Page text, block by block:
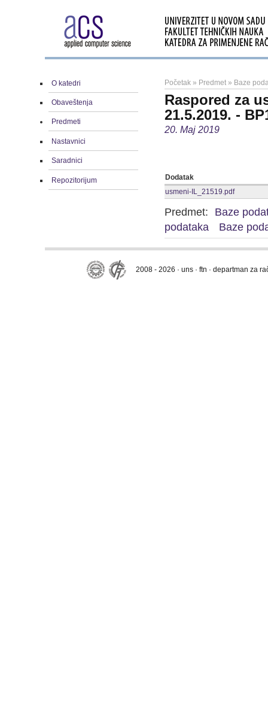
O katedri
Obaveštenja
Predmeti
Nastavnici
Saradnici
Repozitorijum
Početak » Predmet » Baze
Raspored za
21.5.2019. -
20. Maj 2019
Dodatak
usmeni-IL_21519.pdf
Predmet:
Baze
podataka
Baze
2008 - 2026 · uns · ftn · departman za